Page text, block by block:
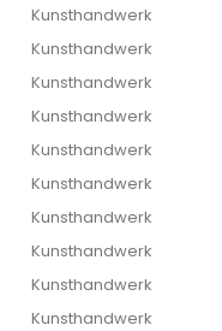
Kunsthandwerk
Kunsthandwerk
Kunsthandwerk
Kunsthandwerk
Kunsthandwerk
Kunsthandwerk
Kunsthandwerk
Kunsthandwerk
Kunsthandwerk
Kunsthandwerk